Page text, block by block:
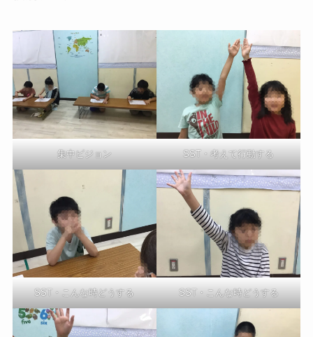
集中ビジョン SST・考えて行動する
SST・こんな時どうする SST・こんな時どうする